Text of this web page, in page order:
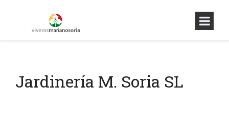
Jardinería M. Soria SL